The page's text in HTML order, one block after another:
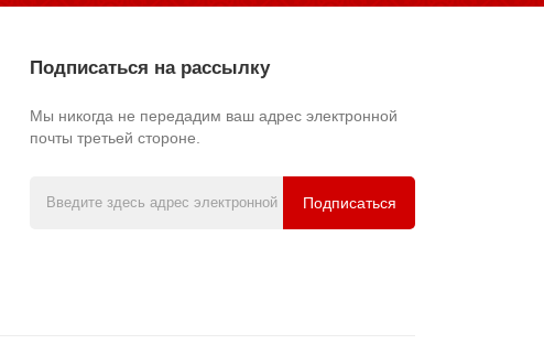
Подписаться на рассылку
Мы никогда не передадим ваш адрес электронной
почты третьей стороне.
Подписаться